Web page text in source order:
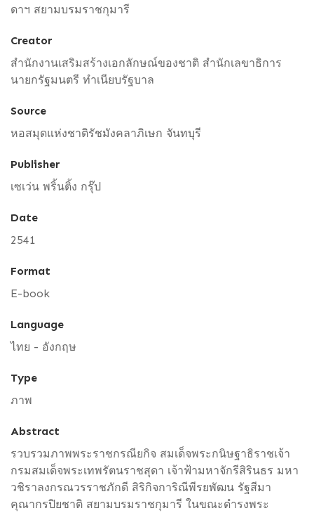
ดาฯ สยามบรมราชกุมารี
Creator
สำนักงานเสริมสร้างเอกลักษณ์ของชาติ สำนักเลขาธิการ
นายกรัฐมนตรี ทำเนียบรัฐบาล
Source
หอสมุดแห่งชาติรัชมังคลาภิเษก จันทบุรี
Publisher
เซเว่น พริ้นติ้ง กรุ๊ป
Date
2541
Format
E-book
Language
ไทย - อังกฤษ
Type
ภาพ
Abstract
รวบรวมภาพพระราชกรณียกิจ สมเด็จพระกนิษฐาธิราชเจ้า
กรมสมเด็จพระเทพรัตนราชสุดา เจ้าฟ้ามหาจักรีสิรินธร มหา
วชิราลงกรณวรราชภักดี สิริกิจการิณีพีรยพัฒน รัฐสีมา
คุณากรปิยชาติ สยามบรมราชกุมารี ในขณะดำรงพระ